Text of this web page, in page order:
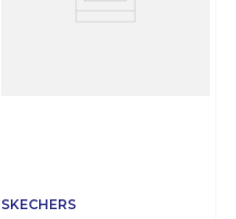
SKECHERS